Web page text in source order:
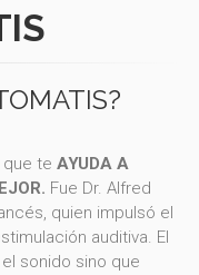
te AYUDA A
Fue Dr. Alfred
quien impulsó el
auditiva. El
sonido sino que